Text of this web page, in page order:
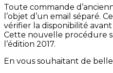
Toute commande
l’objet d’un email séparé.
vérifier la disponibilité
Cette nouvelle procédure
l’édition 2017.
En vous souhaitant de